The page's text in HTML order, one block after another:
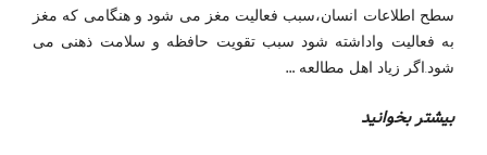
سطح اطلاعات انسان،سبب فعالیت مغز می شود و هنگامی که مغز
به فعالیت واداشته شود سبب تقویت حافظه و سلامت ذهنی می
شود.اگر زیاد اهل مطالعه …
بیشتر بخوانید